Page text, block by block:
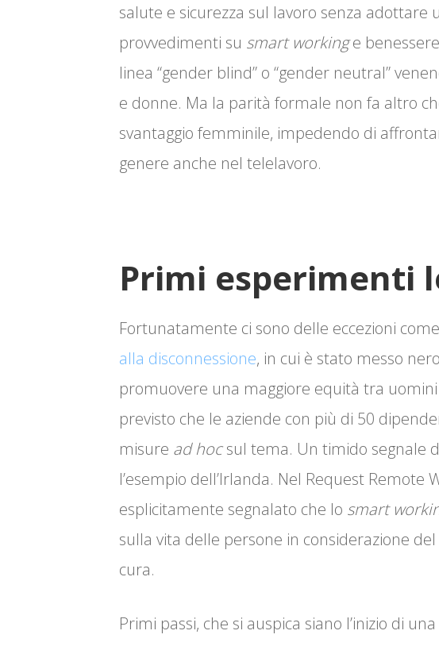
salute e sicurezza sul lavoro senza adottare
provvedimenti su smart workinge
linea “gender blind” o “gender neutral”
e donne. Ma la parità formale non fa altro
svantaggio femminile, impedendo di
genere anche nel telelavoro.
Primi esperimenti
Fortunatamente ci sono delle eccezioni
alla disconnessione, in cui è stato messo
promuovere una maggiore equità tra
previsto che le aziende con più di 50
misure ad hocsul tema. Un timido segnale
l’esempio dell’Irlanda. Nel Request Remote
esplicitamente segnalato che lo smart
sulla vita delle persone in considerazione
cura.
Primi passi, che si auspica siano l’inizio di